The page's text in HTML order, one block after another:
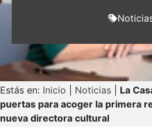
Estás en: Inicio Noticias
La
puertas para acoger la primera
nueva directora cultural